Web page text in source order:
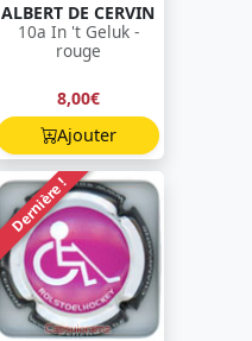
ALBERT DE CERVIN
10a In 't Geluk -
rouge
8,00€
Ajouter
Dernière !